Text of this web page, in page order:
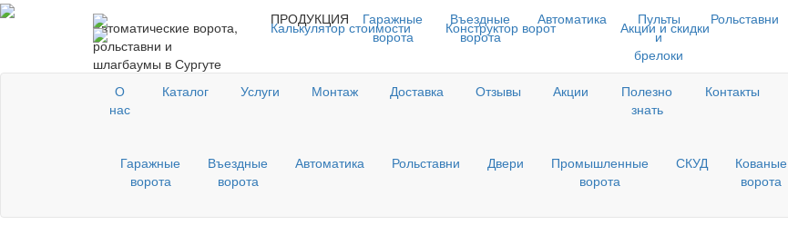
ПРОДУКЦИЯ
Гаражные
ворота
Въездные
ворота
Автоматика
Пульты
и
брелоки
Рольставни
О
нас
Каталог Услуги Монтаж Доставка Отзывы Акции
Полезно
знать
Контакты
Автоматические ворота,
рольставни и
шлагбаумы в Сургуте
Калькулятор стоимости Конструктор ворот Акции и скидки
Гаражные
ворота
Въездные
ворота
Автоматика Рольставни Двери
Промышленные
ворота
СКУД
Кованые
ворота